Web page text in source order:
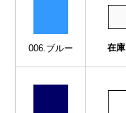
006.ブルー 在庫